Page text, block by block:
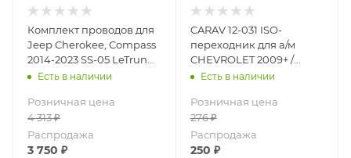
Комплект проводов для
Jeep Cherokee, Compass
2014-2023 SS-05 LeTrun
3581Есть в наличии
Розничная цена
4 313₽
Распродажа
3 750 ₽
CARAV 12-031 ISO-
переходник для а/м
CHEVROLET 2009+ /
OPEL 2009+
Есть в наличии
Розничная цена
276₽
Распродажа
250 ₽